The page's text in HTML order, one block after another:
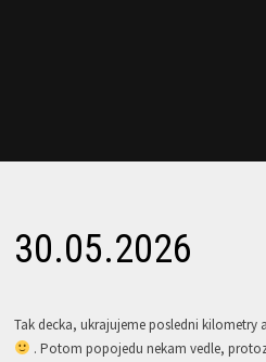
30.05.2026
Tak decka, ukrajujeme posledni kilometry
. Potom popojedu nekam vedle,